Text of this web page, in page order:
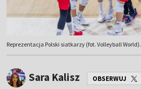
Reprezentacja Polski siatkarzy (fot. Volleyball World).
Sara Kalisz OBSERWUJ